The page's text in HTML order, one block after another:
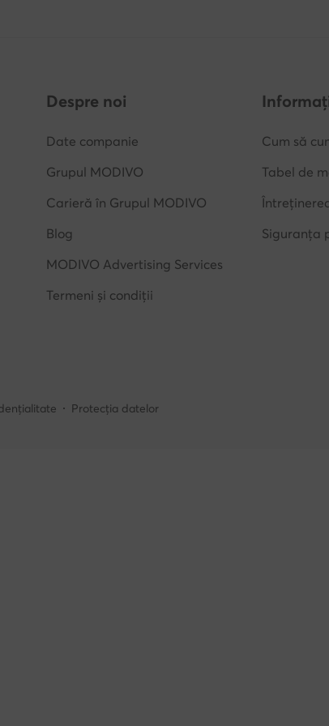
Despre noi
Date companie
Grupul MODIVO
Carieră în Grupul MODIVO
Blog
MODIVO Advertising Services
Termeni și condiții
Cum să
Tabel de
Siguranța
Protecția datelor